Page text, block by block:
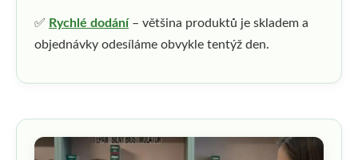
✅ Rychlé dodání– většina produktů je skladem a
objednávky odesíláme obvykle tentýž den.